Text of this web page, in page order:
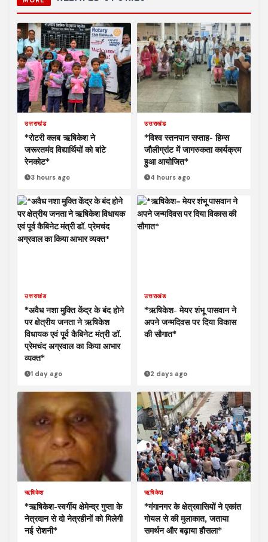
उत्तराखंड
*रोटरी क्लब ऋषिकेश ने
जरूरतमंद विद्यार्थियों को बांटे
रेनकोट*
3 hours ago
उत्तराखंड
*विश्व स्तनपान सप्ताह- हिम्स
जौलीग्रांट में जागरुकता कार्यक्रम
हुआ आयोजित*
4 hours ago
उत्तराखंड
*अवैध नशा मुक्ति केंद्र के बंद होने
पर क्षेत्रीय जनता ने ऋषिकेश
विधायक एवं पूर्व कैबिनेट मंत्री डॉ.
प्रेमचंद अग्रवाल का किया आभार
व्यक्त*
1 day ago
उत्तराखंड
*ऋषिकेश- मेयर शंभू पासवान ने
अपने जन्मदिवस पर दिया विकास
की सौगात*
2 days ago
ऋषिकेश
*ऋषिकेश-स्वर्गीय क्षेमेन्द्र गुप्ता के
नेत्रदान से दो नेत्रहीनों को मिलेगी
नई रोशनी*
ऋषिकेश
*गंगानगर के क्षेत्रवासियों ने एकांत
गोयल से की मुलाकात, जताया
समर्थन और बढ़ाया हौसला*